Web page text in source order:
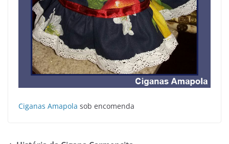
Ciganas Amapola sob encomenda